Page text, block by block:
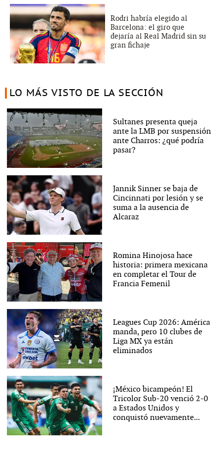
Rodri habría elegido al
Barcelona: el giro que
dejaría al Real Madrid sin su
gran fichaje
LO MÁS VISTO DE LA SECCIÓN
Sultanes presenta queja
ante la LMB por suspensión
ante Charros: ¿qué podría
pasar?
Jannik Sinner se baja de
Cincinnati por lesión y se
suma a la ausencia de
Alcaraz
Romina Hinojosa hace
historia: primera mexicana
en completar el Tour de
Francia Femenil
Leagues Cup 2026: América
manda, pero 10 clubes de
Liga MX ya están
eliminados
¡México bicampeón! El
Tricolor Sub-20 venció 2-0
a Estados Unidos y
conquistó nuevamente...